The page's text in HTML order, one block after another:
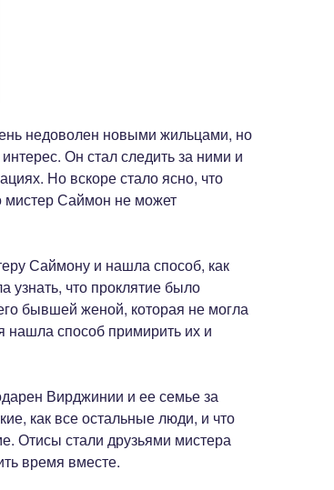
недоволен новыми жильцами, но
Он стал следить за ними и
Но вскоре стало ясно, что
мистер Саймон не может
Саймону и нашла способ, как
узнать, что проклятие было
бывшей женой, которая не могла
нашла способ примирить их и
Вирджинии и ее семье за
как все остальные люди, и что
Отисы стали друзьями мистера
время вместе.